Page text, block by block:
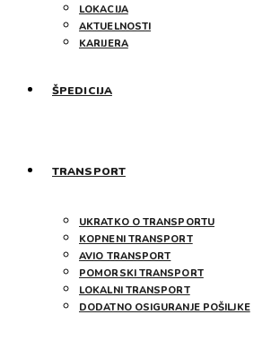
LOKACIJA
AKTUELNOSTI
KARIJERA
ŠPEDICIJA
TRANSPORT
UKRATKO O TRANSPORTU
KOPNENI TRANSPORT
AVIO TRANSPORT
POMORSKI TRANSPORT
LOKALNI TRANSPORT
DODATNO OSIGURANJE POŠILJKE